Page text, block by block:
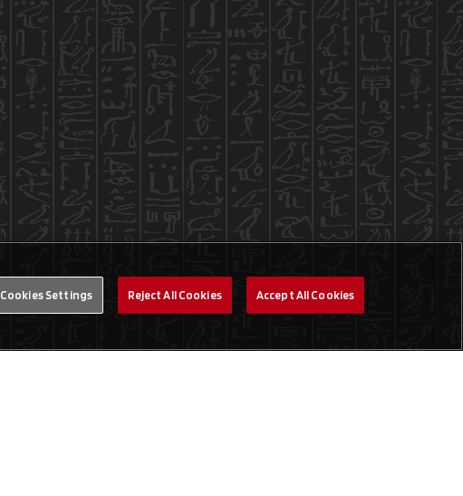
Cookies Settings Reject All Cookies Accept All Cookies